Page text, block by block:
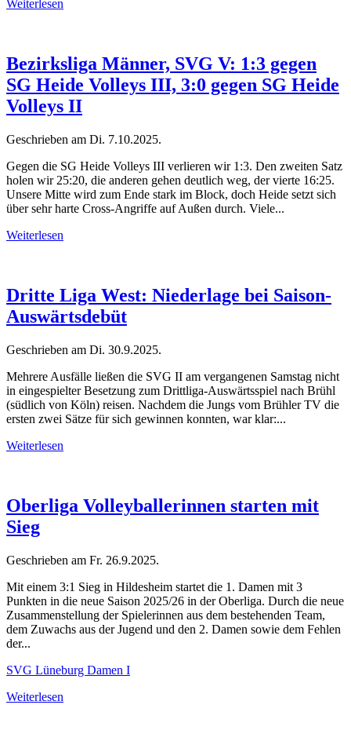
Weiterlesen
Bezirksliga Männer, SVG V: 1:3 gegen
SG Heide Volleys III, 3:0 gegen SG Heide
Volleys II
Geschrieben am Di. 7.10.2025.
Gegen die SG Heide Volleys III verlieren wir 1:3. Den zweiten Satz
holen wir 25:20, die anderen gehen deutlich weg, der vierte 16:25.
Unsere Mitte wird zum Ende stark im Block, doch Heide setzt sich
über sehr harte Cross-Angriffe auf Außen durch. Viele...
Weiterlesen
Dritte Liga West: Niederlage bei Saison-
Auswärtsdebüt
Geschrieben am Di. 30.9.2025.
Mehrere Ausfälle ließen die SVG II am vergangenen Samstag nicht
in eingespielter Besetzung zum Drittliga-Auswärtsspiel nach Brühl
(südlich von Köln) reisen. Nachdem die Jungs vom Brühler TV die
ersten zwei Sätze für sich gewinnen konnten, war klar:...
Weiterlesen
Oberliga Volleyballerinnen starten mit
Sieg
Geschrieben am Fr. 26.9.2025.
Mit einem 3:1 Sieg in Hildesheim startet die 1. Damen mit 3
Punkten in die neue Saison 2025/26 in der Oberliga. Durch die neue
Zusammenstellung der Spielerinnen aus dem bestehenden Team,
dem Zuwachs aus der Jugend und den 2. Damen sowie dem Fehlen
der...
SVG Lüneburg Damen I
Weiterlesen